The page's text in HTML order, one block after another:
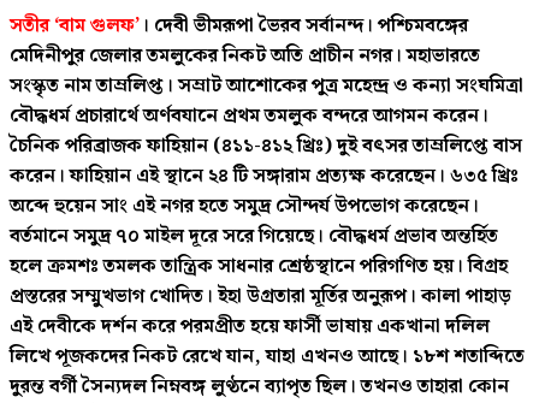
সতীর ‘বাম গুলফ’ । দেবী ভীমরূপা ভৈরব সর্বানন্দ। পশ্চিমবঙ্গের
মেদিনীপুর জেলার তমলুকের নিকট অতি প্রাচীন নগর। মহাভারতে
সংস্কৃত নাম তাম্রলিপ্ত। সম্রাট আশোকের পুত্র মহেন্দ্র ও কন্যা সংঘমিত্রা
বৌদ্ধধর্ম প্রচারার্থে অর্ণবযানে প্রথম তমলুক বন্দরে আগমন করেন।
চৈনিক পরিব্রাজক ফাহিয়ান (৪১১-৪১২ খ্রিঃ) দুই বৎসর তাম্রলিপ্তে বাস
করেন। ফাহিয়ান এই স্থানে ২৪ টি সঙ্গারাম প্রত্যক্ষ করেছেন। ৬৩৫ খ্রিঃ
অব্দে হুয়েন সাং এই নগর হতে সমুদ্র সৌন্দর্য উপভোগ করেছেন।
বর্তমানে সমুদ্র ৭০ মাইল দূরে সরে গিয়েছে। বৌদ্ধধর্ম প্রভাব অন্তর্হিত
হলে ক্রমশঃ তমলক তান্ত্রিক সাধনার শ্রেষ্ঠস্থানে পরিগণিত হয়। বিগ্রহ
প্রস্তরের সম্মুখভাগ খোদিত। ইহা উগ্রতারা মূর্তির অনুরূপ। কালা পাহাড়
এই দেবীকে দর্শন করে পরমপ্রীত হয়ে ফার্সী ভাষায় একখানা দলিল
লিখে পূজকদের নিকট রেখে যান, যাহা এখনও আছে। ১৮শ শতাব্দিতে
দুরন্ত বর্গী সৈন্যদল নিম্নবঙ্গ লুণ্ঠনে ব্যাপৃত ছিল। তখনও তাহারা কোন